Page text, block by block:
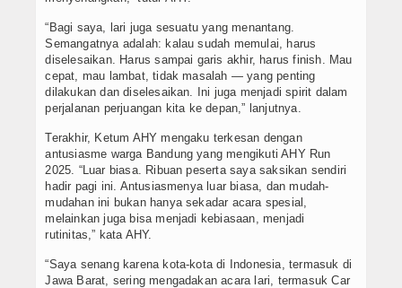
“Bagi saya, lari juga sesuatu yang menantang.
Semangatnya adalah: kalau sudah memulai, harus
diselesaikan. Harus sampai garis akhir, harus finish. Mau
cepat, mau lambat, tidak masalah — yang penting
dilakukan dan diselesaikan. Ini juga menjadi spirit dalam
perjalanan perjuangan kita ke depan,” lanjutnya.
Terakhir, Ketum AHY mengaku terkesan dengan
antusiasme warga Bandung yang mengikuti AHY Run
2025. “Luar biasa. Ribuan peserta saya saksikan sendiri
hadir pagi ini. Antusiasmenya luar biasa, dan mudah-
mudahan ini bukan hanya sekadar acara spesial,
melainkan juga bisa menjadi kebiasaan, menjadi
rutinitas,” kata AHY.
“Saya senang karena kota-kota di Indonesia, termasuk di
Jawa Barat, sering mengadakan acara lari, termasuk Car